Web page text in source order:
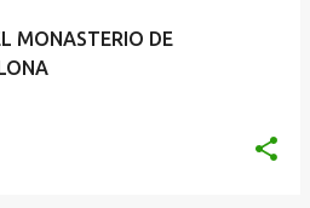
MONASTERIO DE